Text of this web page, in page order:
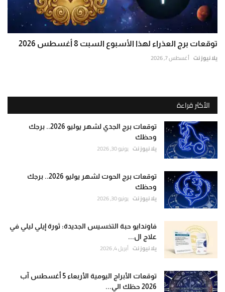
توقعات برج العذراء لهذا الأسبوع السبت 8 أغسطس 2026
يلا نيوز نت أغسطس 7, 2026
الأكثر قراءة
توقعات برج الجدي لشهر يوليو 2026.. برجك
وحظك
يلا نيوز نت يونيو 30, 2026
توقعات برج الحوت لشهر يوليو 2026.. برجك
وحظك
يلا نيوز نت يونيو 30, 2026
فاوندايو حبة التخسيس الجديدة: ثورة إيلي ليلي في
علاج ال...
يلا نيوز نت أبريل 4, 2026
توقعات الأبراج اليومية الأربعاء 5 أغسطس آب
2026 حظك الي...